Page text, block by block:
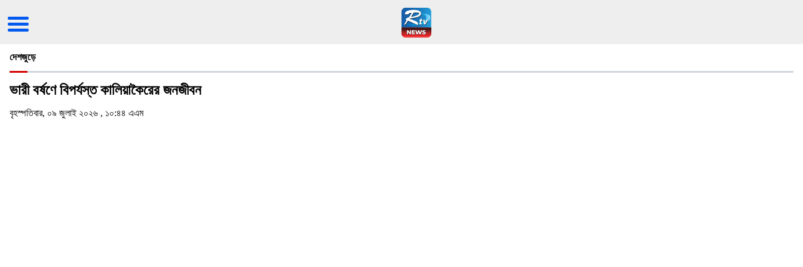
দেশজুড়ে
ভারী বর্ষণে বিপর্যস্ত কালিয়াকৈরের জনজীবন
বৃহস্পতিবার, ০৯ জুলাই ২০২৬ , ১০:৪৪ এএম